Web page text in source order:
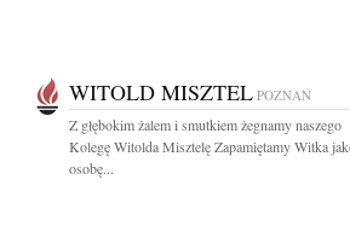
WITOLD MISZTEL POZNAŃ
Z głębokim żalem i smutkiem żegnamy naszego
Kolegę Witolda Misztelę Zapamiętamy Witka
osobę...